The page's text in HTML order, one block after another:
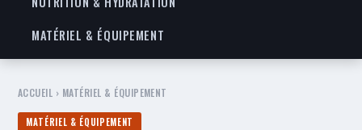
MATÉRIEL & ÉQUIPEMENT
ACCUEIL › MATÉRIEL & ÉQUIPEMENT
MATÉRIEL & ÉQUIPEMENT